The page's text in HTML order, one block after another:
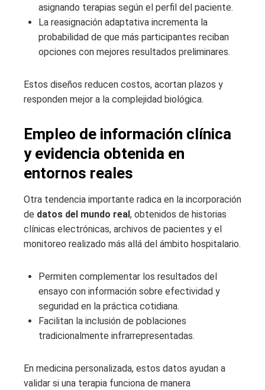
asignando terapias según el perfil del paciente.
La reasignación adaptativa incrementa la
probabilidad de que más participantes reciban
opciones con mejores resultados preliminares.
Estos diseños reducen costos, acortan plazos y
responden mejor a la complejidad biológica.
Empleo de información clínica
y evidencia obtenida en
entornos reales
Otra tendencia importante radica en la incorporación
de datos del mundo real , obtenidos de historias
clínicas electrónicas, archivos de pacientes y el
monitoreo realizado más allá del ámbito hospitalario.
Permiten complementar los resultados del
ensayo con información sobre efectividad y
seguridad en la práctica cotidiana.
Facilitan la inclusión de poblaciones
tradicionalmente infrarrepresentadas.
En medicina personalizada, estos datos ayudan a
validar si una terapia funciona de manera